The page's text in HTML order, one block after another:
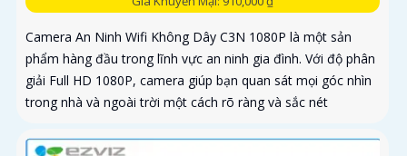
Camera An Ninh Wifi Không Dây C3N 1080P là một sản
phẩm hàng đầu trong lĩnh vực an ninh gia đình. Với độ phân
giải Full HD 1080P, camera giúp bạn quan sát mọi góc nhìn
trong nhà và ngoài trời một cách rõ ràng và sắc nét